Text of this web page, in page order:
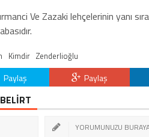
Ve Zazaki lehçelerinin yanı
Kimdir Zenderlioğlu
Paylaş Paylaş